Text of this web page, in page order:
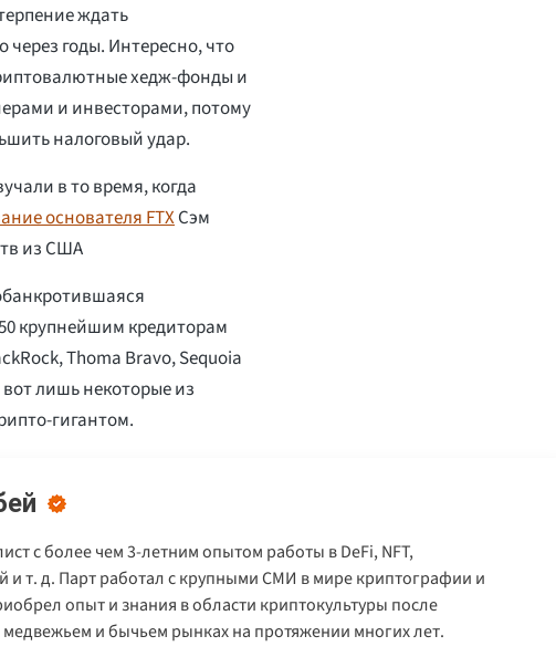
ждать
через годы. Интересно, что
хедж-фонды и
и инвесторами, потому
налоговый удар.
в то время, когда
основателя FTXСэм
из США
крупнейшим кредиторам
Thoma Bravo, Sequoia
лишь некоторые из
гигантом.
с более чем 3-летним опытом работы в DeFi, NFT,
и т. д. Парт работал с крупными СМИ в мире криптографии и
опыт и знания в области криптокультуры после
и бычьем рынках на протяжении многих лет.